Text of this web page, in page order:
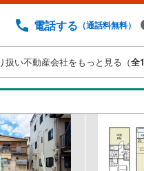
電話する （通話料無料）
扱い不動産会社をもっと見る（全1